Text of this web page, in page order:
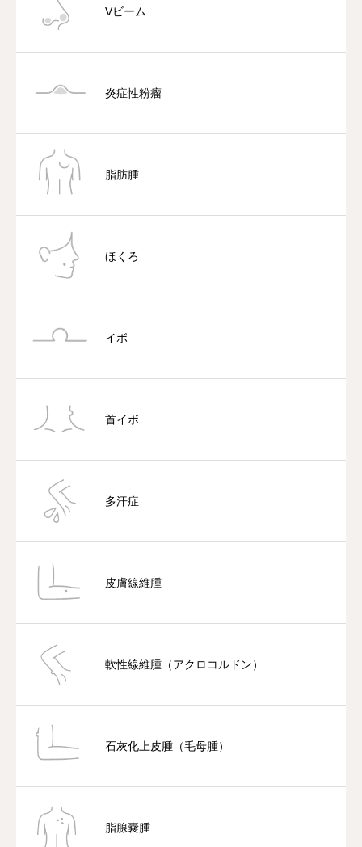
Vビーム
炎症性粉瘤
脂肪腫
ほくろ
イボ
首イボ
多汗症
皮膚線維腫
軟性線維腫（アクロコルドン）
石灰化上皮腫（毛母腫）
脂腺嚢腫